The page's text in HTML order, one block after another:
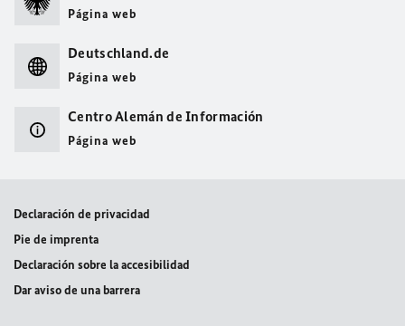
Página web
Deutschland.de
Página web
Centro Alemán de Información
Página web
Declaración de privacidad
Pie de imprenta
Declaración sobre la accesibilidad
Dar aviso de una barrera